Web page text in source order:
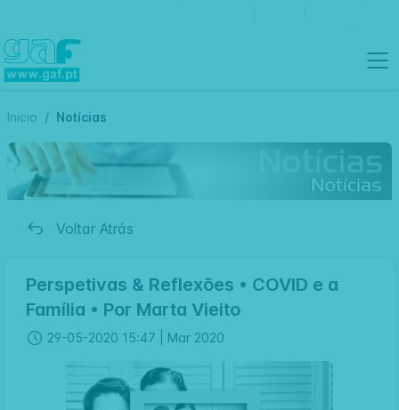
Inicio Notícias
Voltar Atrás
Perspetivas & Reflexões • COVID e a
Família • Por Marta Vieito
29-05-2020 15:47 | Mar 2020